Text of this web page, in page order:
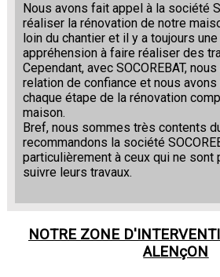
Nous avons fait appel à la société
réaliser la rénovation de notre
loin du chantier et il y a toujours
appréhension à faire réaliser des
Cependant, avec SOCOREBAT,
relation de confiance et nous
chaque étape de la rénovation
maison.
Bref, nous sommes très contents
recommandons la société
particulièrement à ceux qui ne sont
suivre leurs travaux.
NOTRE ZONE
ALENçON